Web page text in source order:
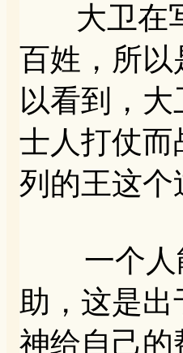
大卫在写
百姓，所
以看到，
士人打仗
列的王这
一个人能
助，这是
神给自己